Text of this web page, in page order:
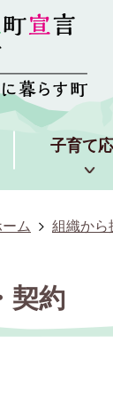
子育て
ーム 組織から
契約